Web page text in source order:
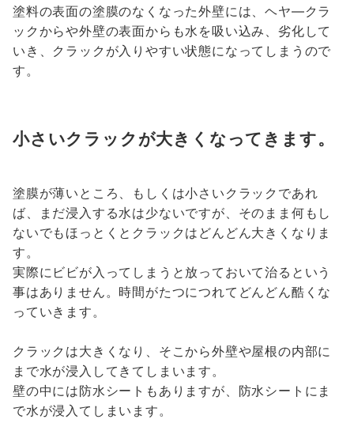
塗料の表面の塗膜のなくなった外壁には、ヘヤ―クラ
ックからや外壁の表面からも水を吸い込み、劣化して
いき、クラックが入りやすい状態になってしまうので
す。
小さいクラックが大きくなってきます。
塗膜が薄いところ、もしくは小さいクラックであれ
ば、まだ浸入する水は少ないですが、そのまま何もし
ないでもほっとくとクラックはどんどん大きくなりま
す。
実際にビビが入ってしまうと放っておいて治るという
事はありません。時間がたつにつれてどんどん酷くな
っていきます。
クラックは大きくなり、そこから外壁や屋根の内部に
まで水が浸入してきてしまいます。
壁の中には防水シートもありますが、防水シートにま
で水が浸入てしまいます。